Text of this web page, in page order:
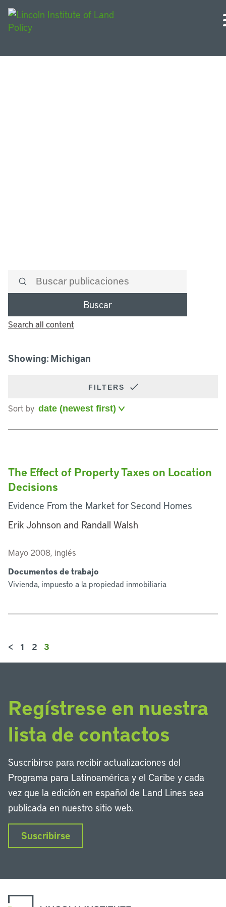
Buscar
Search all content
Showing: Michigan
FILTERS
Sort by
The Effect of Property Taxes on Location
Decisions
Evidence From the Market for Second Homes
Erik Johnson and Randall Walsh
Mayo 2008, inglés
Documentos de trabajo
Vivienda, impuesto a la propiedad inmobiliaria
< 1 2 3
Regístrese en nuestra
lista de contactos
Suscribirse para recibir actualizaciones del
Programa para Latinoamérica y el Caribe y cada
vez que la edición en español de Land Lines sea
publicada en nuestro sitio web.
Suscribirse